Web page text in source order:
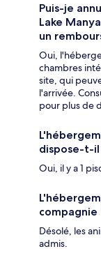
Puis-je
Lake
un
Oui,
chambres
site, qui
l'arrivée.
pour plus de
dispose-t-il
Oui, il y a 1
compagnie
Désolé, les
admis.